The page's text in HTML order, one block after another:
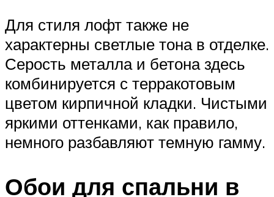
Для стиля лофт также не
характерны светлые тона в отделке.
Серость металла и бетона здесь
комбинируется с терракотовым
цветом кирпичной кладки. Чистыми
яркими оттенками, как правило,
немного разбавляют темную гамму.
Обои для спальни в